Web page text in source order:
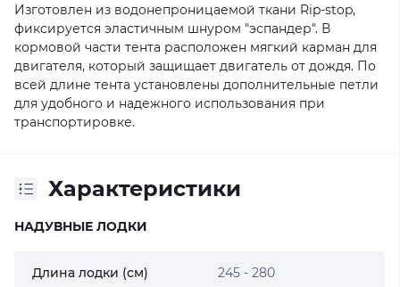
Изготовлен из водонепроницаемой ткани Rip-stop,
фиксируется эластичным шнуром "эспандер". В
кормовой части тента расположен мягкий карман для
двигателя, который защищает двигатель от дождя. По
всей длине тента установлены дополнительные петли
для удобного и надежного использования при
транспортировке.
Характеристики
НАДУВНЫЕ ЛОДКИ
Длина лодки (см) 245 - 280